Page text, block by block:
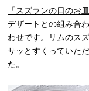
「スズランの日のお
デザートとの組み合
わせです。リムのス
サッとすくっていた
た。